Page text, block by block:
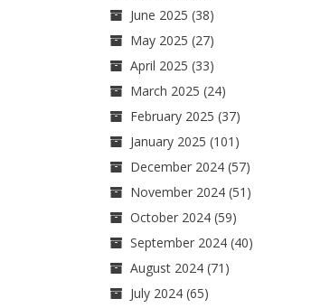
June 2025 (38)
May 2025 (27)
April 2025 (33)
March 2025 (24)
February 2025 (37)
January 2025 (101)
December 2024(57)
November 2024(51)
October 2024(59)
September 2024(40)
August 2024(71)
July 2024(65)